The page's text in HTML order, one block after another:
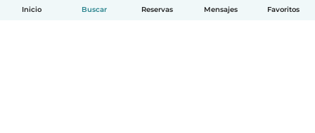
Inicio Buscar Reservas Mensajes Favoritos